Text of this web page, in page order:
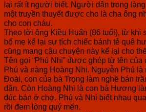
lại rất ít người biết. Người dân trong
một truyền thuyết được cho là cha ông
cho con cháu.
Theo lời ông Kiều Huấn (86 tuổi), từ khi
bố mẹ kể lại sự tích chiếc bánh tẻ quê
cũng mang câu chuyện này kể lại cho
Tên gọi “Phú Nhi” được ghép từ tên của
Phú và nàng Hoàng Nhi. Nguyễn Phú
Đoài, con của bà Trọng làm nghề bán
dân. Còn Hoàng Nhi là con bà Hương
đúc bán ở chợ. Phú và Nhi biết nhau
rồi đem lòng quý mến.